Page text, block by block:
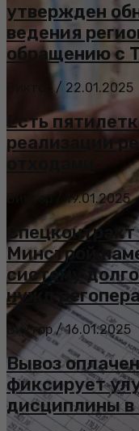
утвержден
ведения
обращению с
/ 22.01.2025
Есть
реализации
отходами
19.01.2025
Минстрой
систему
нужд
Виктор / 16.01.2025
Вывоз
фиксирует
дисциплины